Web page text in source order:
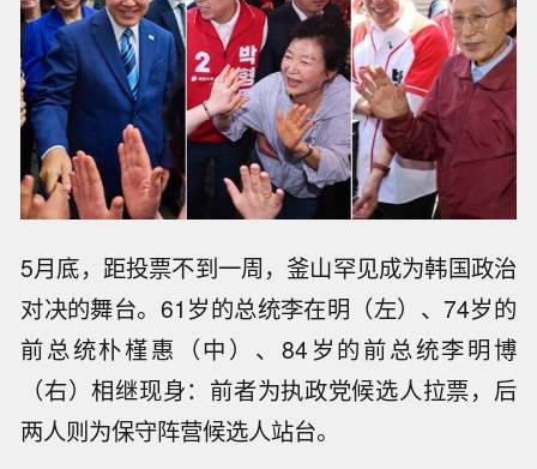
5月底，距投票不到一周，釜山罕见成为韩国政治
对决的舞台。61岁的总统李在明（左）、74岁的
前总统朴槿惠（中）、84岁的前总统李明博
（右）相继现身：前者为执政党候选人拉票，后
两人则为保守阵营候选人站台。